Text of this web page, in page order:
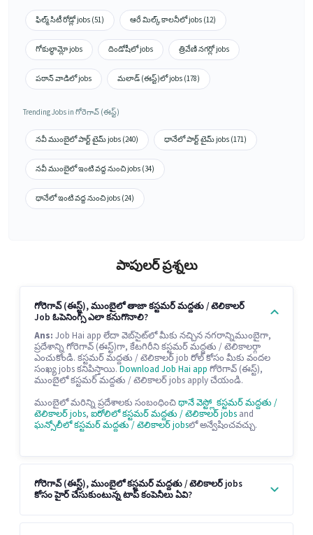
ఫిల్మ్ సిటీ రోడ్లో jobs (51) ఆరే మిల్క్ కాలనీలో jobs (12)
గోకుల్ధామ్లో jobs దిండోషీలో jobs త్రివేణి నగర్లో jobs
పఠాన్ వాడిలో jobs మలాడ్ (ఈస్ట్)లో jobs (178)
Trending Jobs in గోరెగావ్ (ఈస్ట్)
నవీ ముంబైలో పార్ట్ టైమ్ jobs (240) థానేలో పార్ట్ టైమ్ jobs (171)
నవీ ముంబైలో ఇంటి వద్ద నుంచి jobs (34)
థానేలో ఇంటి వద్ద నుంచి jobs (24)
పాపులర్ ప్రశ్నలు
గోరెగావ్ (ఈస్ట్), ముంబైలో తాజా కస్టమర్ మద్దతు / టెలికాలర్
Job ఓపెనింగ్స్ ఎలా కనుగొనాలి?
Ans: Job Hai app లేదా వెబ్‌సైట్‌లో మీకు నచ్చిన నగరాన్నిముంబైగా,
ప్రదేశాన్ని గోరెగావ్ (ఈస్ట్)గా, కేటగిరీని కస్టమర్ మద్దతు / టెలికాలర్గా
ఎంచుకోండి. కస్టమర్ మద్దతు / టెలికాలర్ job రోల్ కోసం మీకు వందల
సంఖ్య jobs కనిపిస్తాయి. Download Job Hai app గోరెగావ్ (ఈస్ట్),
ముంబైలో కస్టమర్ మద్దతు / టెలికాలర్ jobs apply చేయండి.
ముంబైలో మరిన్ని ప్రదేశాలకు సంబంధించిథానే వెస్ట్లో కస్టమర్ మద్దతు /
టెలికాలర్ jobs, ఐరోలిలో కస్టమర్ మద్దతు / టెలికాలర్ jobs and
ఘన్సోలీలో కస్టమర్ మద్దతు / టెలికాలర్ jobsలో అన్వేషించవచ్చు.
గోరెగావ్ (ఈస్ట్), ముంబైలో కస్టమర్ మద్దతు / టెలికాలర్ jobs
కోసం హైర్ చేసుకుంటున్న టాప్ కంపెనీలు ఏవి?